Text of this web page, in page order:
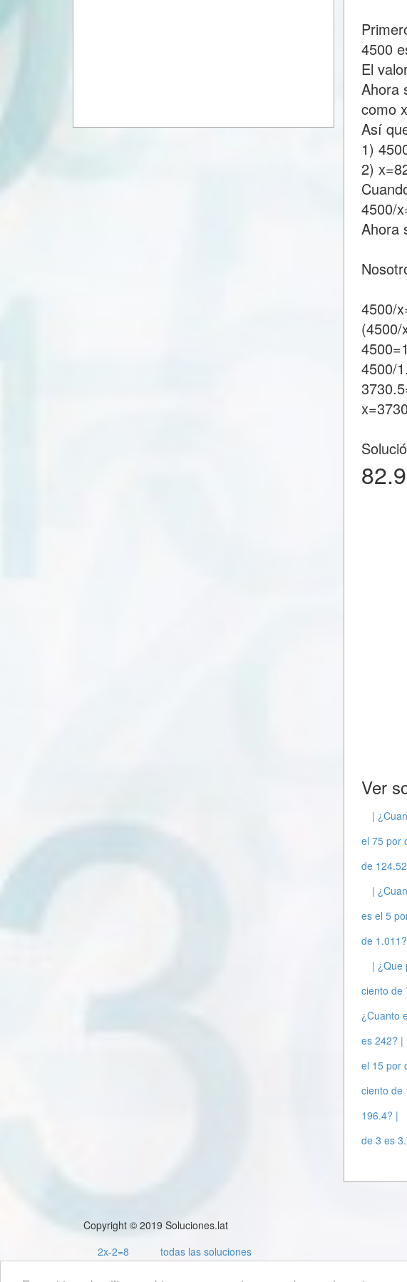
4500
El
Ahora
como
Así
1)
2)
4500/
Ahora
4500/
4500/
Ver
|
el 75 por
de
|
es el 5
de
| ¿Que
ciento de
¿Cuanto
es 242? |
el 15 por
ciento de
196.4? |
de 3 es
Copyright © 2019 Soluciones.lat
2x-2=8
todas las soluciones